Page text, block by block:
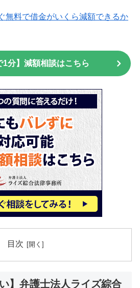
無料で借金がいくら減額できるか
1分】減額相談はこちら
目次
】弁護士法人ライズ綜合